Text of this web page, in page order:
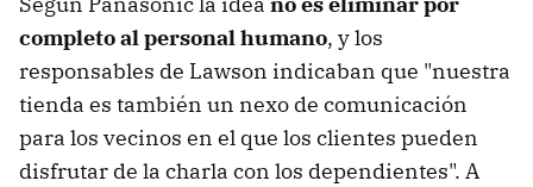
completo al personal humano, y los
responsables de Lawson indicaban que "nuestra
tienda es también un nexo de comunicación
para los vecinos en el que los clientes pueden
disfrutar de la charla con los dependientes". A